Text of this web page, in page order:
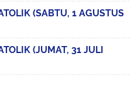
(SABTU, 1 AGUSTUS
(JUMAT, 31 JULI